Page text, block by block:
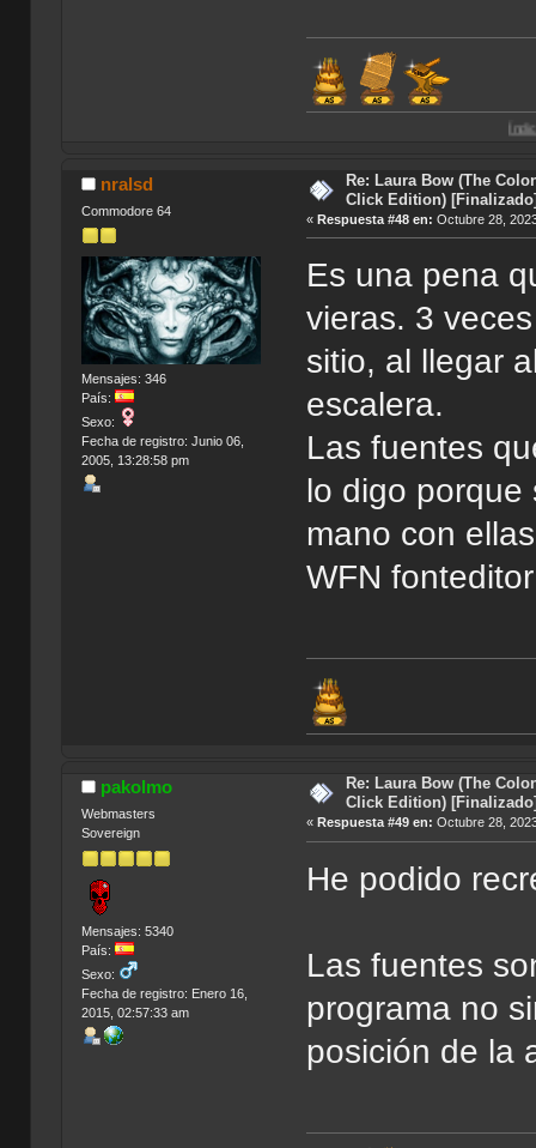
Índice de
nralsd
Commodore 64
Mensajes: 346
País:
Sexo:
Fecha de registro: Junio 06,
2005, 13:28:58 pm
Re: Laura Bow (The
Click Edition)
«Respuesta #48 en: Octubre 28,
Es una pena
vieras. 3
sitio, al llegar
escalera.
Las fuentes
lo digo
mano con
WFN
pakolmo
Webmasters
Sovereign
Mensajes: 5340
País:
Sexo:
Fecha de registro: Enero 16,
2015, 02:57:33 am
Re: Laura Bow (The
Click Edition)
«Respuesta #49 en: Octubre 28,
He podido
Las fuentes
programa no
posición de la